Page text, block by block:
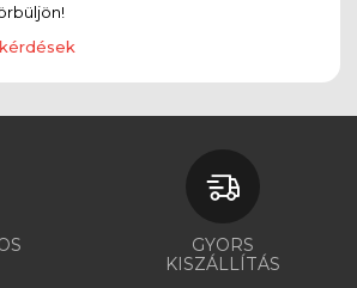
GYORS
KISZÁLLÍTÁS